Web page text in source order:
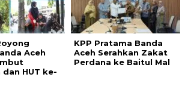
Aceh
dan HUT ke-
KPP Pratama Banda
Aceh Serahkan Zakat
Perdana ke Baitul Mal